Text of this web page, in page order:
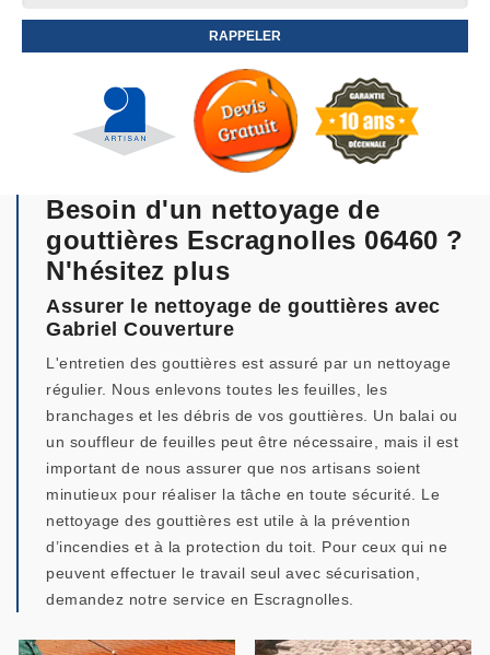
Besoin d'un nettoyage de
gouttières Escragnolles 06460 ?
N'hésitez plus
Assurer le nettoyage de gouttières avec
Gabriel Couverture
L'entretien des gouttières est assuré par un nettoyage
régulier. Nous enlevons toutes les feuilles, les
branchages et les débris de vos gouttières. Un balai ou
un souffleur de feuilles peut être nécessaire, mais il est
important de nous assurer que nos artisans soient
minutieux pour réaliser la tâche en toute sécurité. Le
nettoyage des gouttières est utile à la prévention
d’incendies et à la protection du toit. Pour ceux qui ne
peuvent effectuer le travail seul avec sécurisation,
demandez notre service en Escragnolles.